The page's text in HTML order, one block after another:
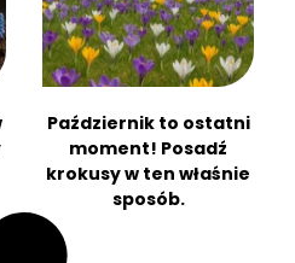
Październik to ostatni
moment! Posadź
krokusy w ten właśnie
sposób.